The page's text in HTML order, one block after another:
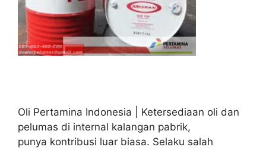
Oli Pertamina Indonesia | Ketersediaan oli dan
pelumas di internal kalangan pabrik,
punya kontribusi luar biasa. Selaku salah